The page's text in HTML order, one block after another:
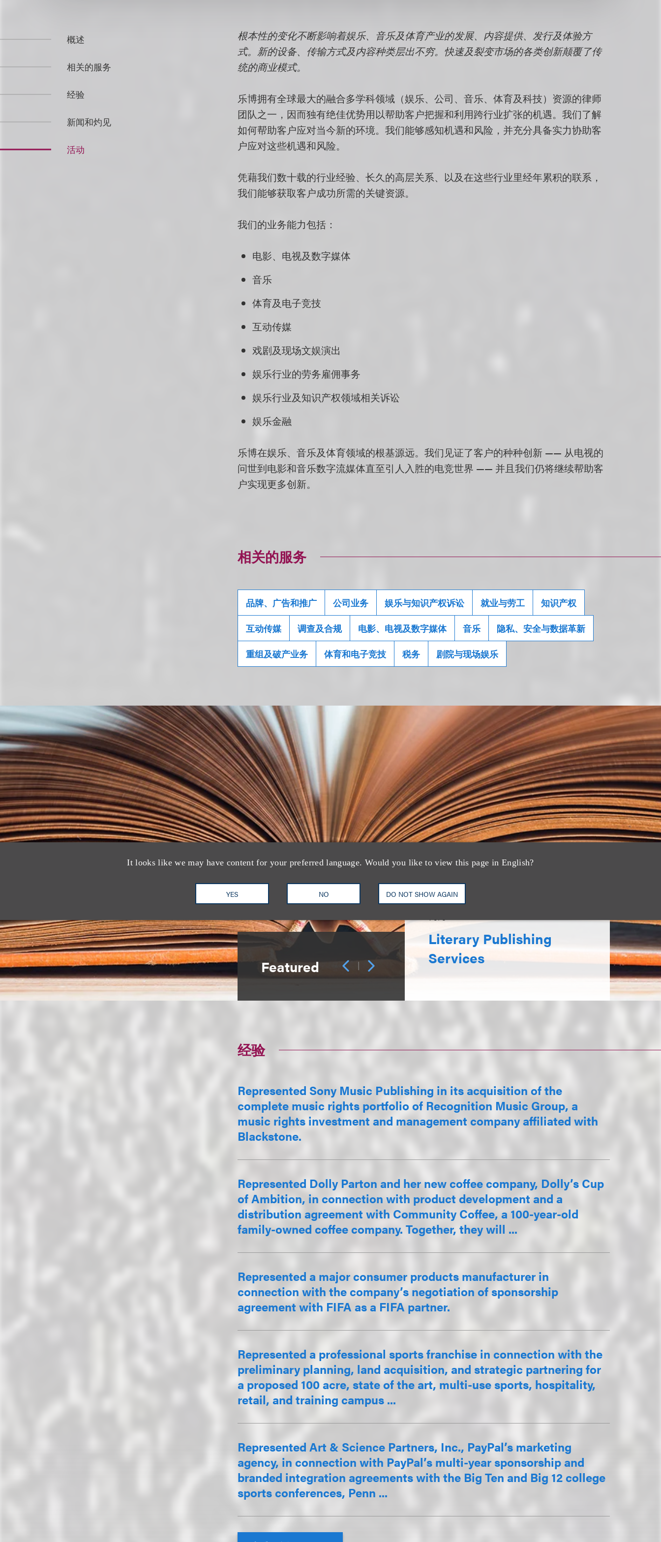
It looks like we may have content for your preferred language. Would you like to view this page in English?
YES NO DO NOT SHOW AGAIN
概述
相关的服务
经验
新闻和灼见
活动
概
述
根本性的变化不断影响着娱乐、音乐及体育产业的发展、内容提供、发行及体验方
式。新的设备、传输方式及内容种类层出不穷。快速及裂变市场的各类创新颠覆了传
统的商业模式。
乐博拥有全球最大的融合多学科领域（娱乐、公司、音乐、体育及科技）资源的律师
团队之一，因而独有绝佳优势用以帮助客户把握和利用跨行业扩张的机遇。我们了解
如何帮助客户应对当今新的环境。我们能够感知机遇和风险，并充分具备实力协助客
户应对这些机遇和风险。
凭藉我们数十载的行业经验、长久的高层关系、以及在这些行业里经年累积的联系，
我们能够获取客户成功所需的关键资源。
我们的业务能力包括：
电影、电视及数字媒体
音乐
体育及电子竞技
互动传媒
戏剧及现场文娱演出
娱乐行业的劳务雇佣事务
娱乐行业及知识产权领域相关诉讼
娱乐金融
乐博在娱乐、音乐及体育领域的根基源远。我们见证了客户的种种创新 —— 从电视的
问世到电影和音乐数字流媒体直至引人入胜的电竞世界 —— 并且我们仍将继续帮助客
户实现更多创新。
相关的服务
品牌、广告和推广 公司业务 娱乐与知识产权诉讼 就业与劳工 知识产权
互动传媒 调查及合规 电影、电视及数字媒体 音乐 隐私、安全与数据革新
重组及破产业务 体育和电子竞技 税务 剧院与现场娱乐
Featured |
1of3
Literary Publishing
Services
经验
Represented Sony Music Publishing in its acquisition of the
complete music rights portfolio of Recognition Music Group, a
music rights investment and management company affiliated with
Blackstone.
Represented Dolly Parton and her new coffee company, Dolly’s Cup
of Ambition, in connection with product development and a
distribution agreement with Community Coffee, a 100-year-old
family-owned coffee company. Together, they will ...
Represented a major consumer products manufacturer in
connection with the company’s negotiation of sponsorship
agreement with FIFA as a FIFA partner.
Represented a professional sports franchise in connection with the
preliminary planning, land acquisition, and strategic partnering for
a proposed 100 acre, state of the art, multi-use sports, hospitality,
retail, and training campus ...
Represented Art & Science Partners, Inc., PayPal’s marketing
agency, in connection with PayPal’s multi-year sponsorship and
branded integration agreements with the Big Ten and Big 12 college
sports conferences, Penn ...